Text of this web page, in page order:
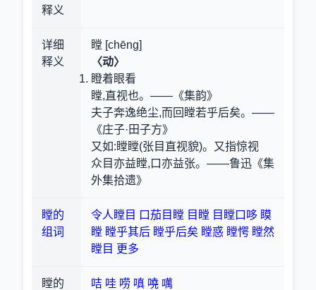
释义
详细
释义
瞠 [chēng]
〈动〉
瞪着眼看
瞠,直视也。——《集韵》
夫子奔逸绝尘,而回瞠若乎后矣。——
《庄子·田子方》
又如:瞠瞠(张目直视貌)。又指惊视
众目亦益瞠,口亦益张。——鲁迅《集
外集拾遗》
瞠的
组词
令人瞠目 口茄目瞠 目瞠 目瞠口哆 瞙
瞠 瞠乎其后 瞠乎后矣 瞠惑 瞠愕 瞠然
瞠目 更多
瞠的
咭 哇 唠 嗔 嘵 噧